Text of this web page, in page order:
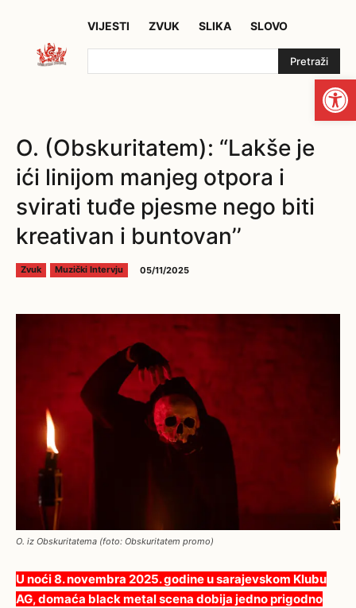
VIJESTI ZVUK SLIKA SLOVO
Pretraži
O. (Obskuritatem): “Lakše je
ići linijom manjeg otpora i
svirati tuđe pjesme nego biti
kreativan i buntovan’’
Zvuk Muzički Intervju 05/11/2025
O. iz Obskuritatema (foto: Obskuritatem promo)
U noći 8. novembra 2025. godine u sarajevskom Klubu
AG, domaća black metal scena dobija jedno prigodno